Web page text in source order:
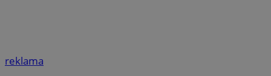
reklama